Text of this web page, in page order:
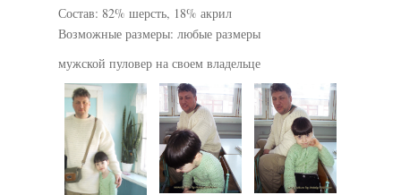
Состав: 82% шерсть, 18% акрил
Возможные размеры: любые размеры
мужской пуловер на своем владельце